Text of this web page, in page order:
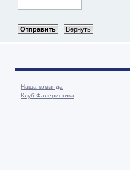
Наша команда
Клуб Фалеристика